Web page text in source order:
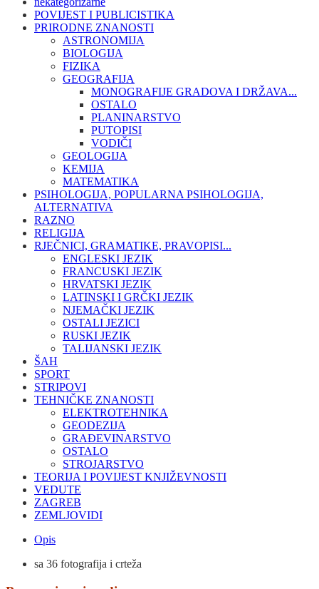
POVIJEST I PUBLICISTIKA
PRIRODNE ZNANOSTI
ASTRONOMIJA
BIOLOGIJA
FIZIKA
GEOGRAFIJA
MONOGRAFIJE GRADOVA I DRŽAVA...
OSTALO
PLANINARSTVO
PUTOPISI
VODIČI
GEOLOGIJA
KEMIJA
MATEMATIKA
PSIHOLOGIJA, POPULARNA PSIHOLOGIJA,
ALTERNATIVA
RAZNO
RELIGIJA
RJEČNICI, GRAMATIKE, PRAVOPISI...
ENGLESKI JEZIK
FRANCUSKI JEZIK
HRVATSKI JEZIK
LATINSKI I GRČKI JEZIK
NJEMAČKI JEZIK
OSTALI JEZICI
RUSKI JEZIK
TALIJANSKI JEZIK
ŠAH
SPORT
STRIPOVI
TEHNIČKE ZNANOSTI
ELEKTROTEHNIKA
GEODEZIJA
GRAĐEVINARSTVO
OSTALO
STROJARSTVO
TEORIJA I POVIJEST KNJIŽEVNOSTI
VEDUTE
ZAGREB
ZEMLJOVIDI
Opis
sa 36 fotografija i crteža